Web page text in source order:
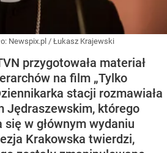
Newspix.pl / Łukasz Krajewski
przygotowała materiał
na film „Tylko
stacji rozmawiała
Jędraszewskim, którego
się w głównym wydaniu
Krakowska twierdzi,